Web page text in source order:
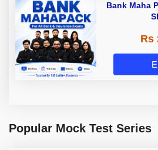
Bank Maha
Rs
Popular Mock Test Series